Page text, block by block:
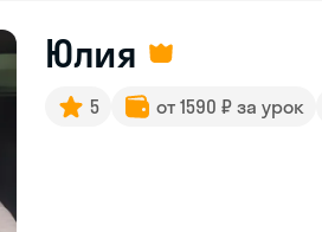
Юлия
5 от 1590 ₽ за урок